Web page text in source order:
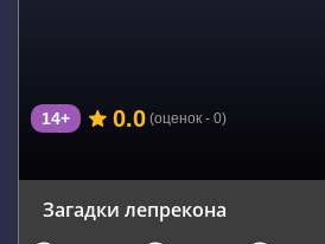
14+ 0.0 (оценок - 0)
Загадки лепрекона